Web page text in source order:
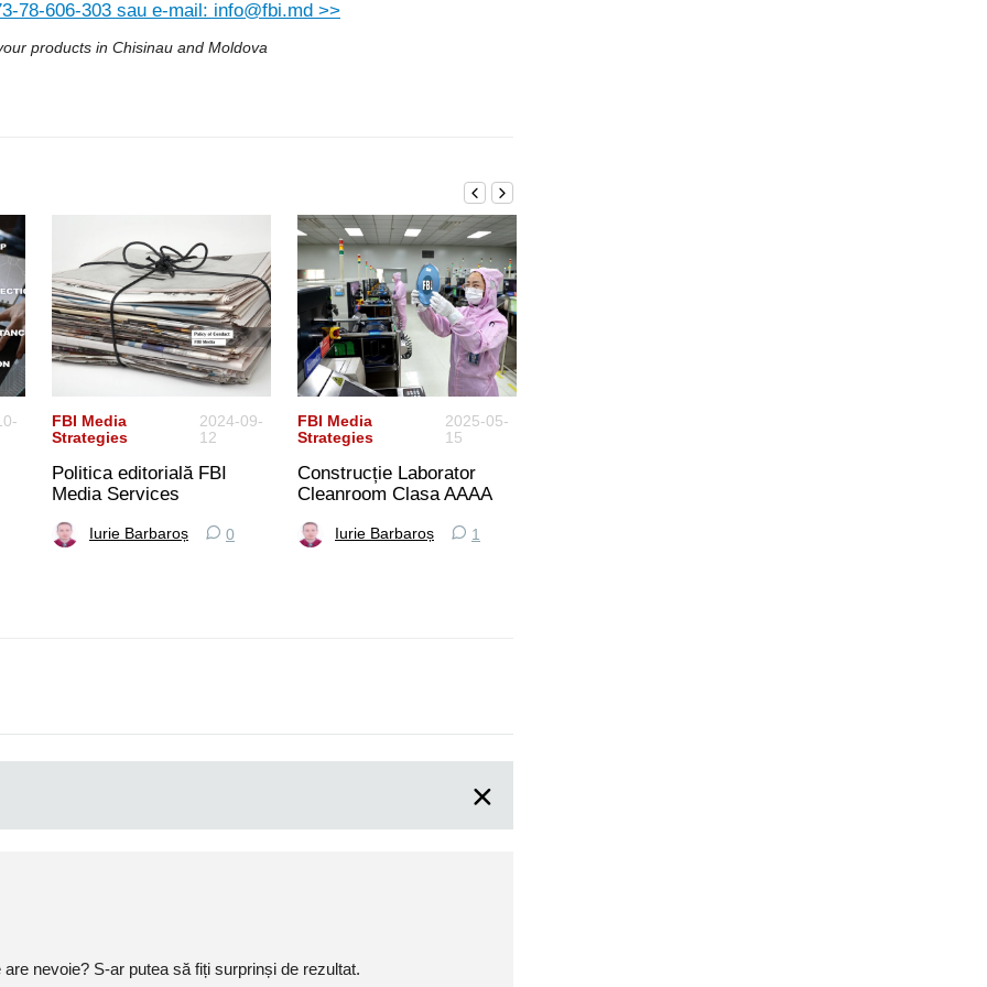
78-606-303 sau e-mail: info@fbi.md >>
products in Chisinau and Moldova
FBI Media
Strategies
2024-09-
12
Politica editorială FBI
Media Services
Iurie Barbaroș 0
FBI Media
Strategies
2025-05-
15
Construcție Laborator
Cleanroom Clasa AAAA
Iurie Barbaroș 1
nevoie? S-ar putea să fiți surprinși de rezultat.